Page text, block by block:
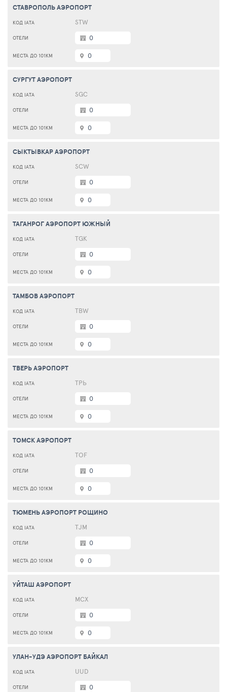
СТАВРОПОЛЬ АЭРОПОРТ
STW
0
0
СУРГУТ АЭРОПОРТ
SGC
0
0
СЫКТЫВКАР АЭРОПОРТ
SCW
0
0
ТАГАНРОГ АЭРОПОРТ ЮЖНЫЙ
TGK
0
0
ТАМБОВ АЭРОПОРТ
TBW
0
0
ТВЕРЬ АЭРОПОРТ
ТРЬ
0
0
ТОМСК АЭРОПОРТ
TOF
0
0
ТЮМЕНЬ АЭРОПОРТ РОЩИНО
TJM
0
0
УЙТАШ АЭРОПОРТ
МСХ
0
0
УЛАН-УДЭ АЭРОПОРТ БАЙКАЛ
UUD
0